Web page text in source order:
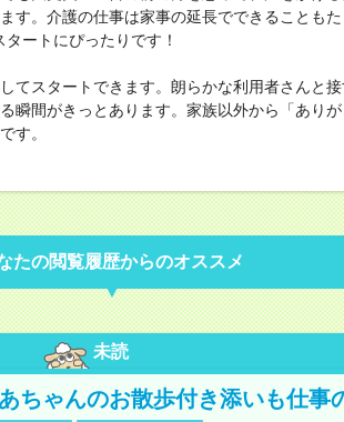
す。介護の仕事は家事の延長でできることも
ートにぴったりです！
てスタートできます。朗らかな利用者さんと接
瞬間がきっとあります。家族以外から「あり
す。
たの閲覧履歴からのオススメ
未読
ちゃんのお散歩付き添いも仕事